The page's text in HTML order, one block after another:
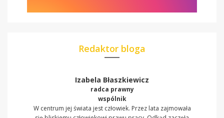
Redaktor bloga
Izabela Błaszkiewicz
radca prawny
wspólnik
W centrum jej świata jest człowiek. Przez lata zajmowała